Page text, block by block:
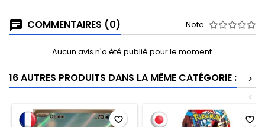
COMMENTAIRES (0) Note
Aucun avis n'a été publié pour le moment.
16 AUTRES PRODUITS DANS LA MÊME CATÉGORIE :
>
<
favorite_border favorite_border